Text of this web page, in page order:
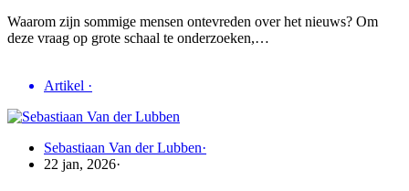
Waarom zijn sommige mensen ontevreden over het nieuws? Om
deze vraag op grote schaal te onderzoeken,…
Artikel ·
Sebastiaan Van der Lubben·
22 jan, 2026·